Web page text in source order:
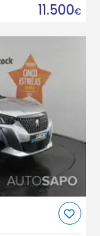
11.500€